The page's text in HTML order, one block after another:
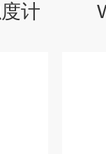
计